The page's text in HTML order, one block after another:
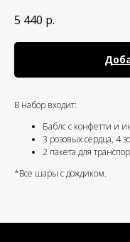
5 440 р.
В набор входит:
Баблс с конфетти и
3 розовых сердца, 4
2 пакета для
*Все шары с дождиком.